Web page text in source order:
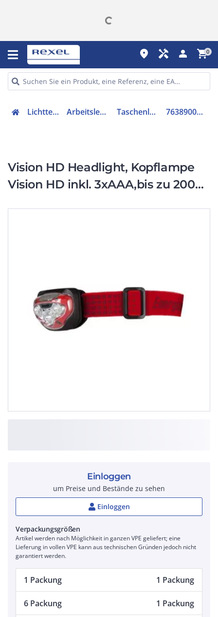
place handyman person shopping_cart0
Lichttechnik Arbeitsleuchten Taschenleuchte 7638900316377
Vision HD Headlight, Kopflampe
Vision HD inkl. 3xAAA,bis zu 200
Einloggen
um Preise und Bestände zu sehen
Einloggen
Verpackungsgrößen
Artikel werden nach Möglichkeit in ganzen VPE geliefert; eine
Lieferung in vollen VPE kann aus technischen Gründen jedoch nicht
garantiert werden.
1 Packung 1 Packung
6 Packung 1 Packung